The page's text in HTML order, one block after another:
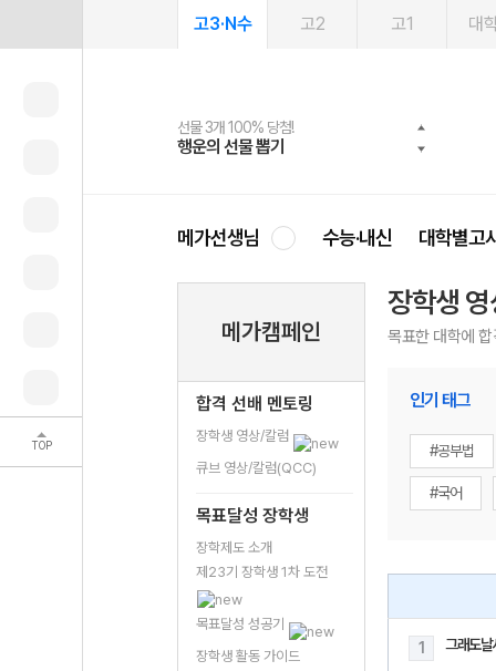
TOP
고3·N수 고2 고1 대
선물 3개 100% 당첨!
행운의 선물 뽑기
선물 100% 증정!
메가스터디 X 올리브
여름방학 스터디 캐시백
메가런 썸머스쿨
2027 러셀 단과
강사 공개선발
스마트러닝앱
설문 EVENT
메가패스
3일 무료 체험권
메가패스 수강생 무료혜택!
메가클럽 멤버십
사회공헌 캠페인
희망이룸 메가나눔
메가선생님 수능·내신 대학별고
메가캠페인
합격 선배 멘토링
장학생 영상/칼럼
큐브 영상/칼럼(QCC)
목표달성 장학생
장학제도 소개
제23기 장학생 1차 도전
목표달성 성공기
장학생 활동 가이드
장학생
목표한 대학에
인기 태그
#공부법
#국어
1 그래도날